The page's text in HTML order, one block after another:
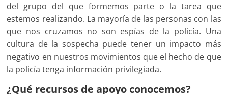
del grupo del que formemos parte o la tarea que
estemos realizando. La mayoría de las personas con las
que nos cruzamos no son espías de la policía. Una
cultura de la sospecha puede tener un impacto más
negativo en nuestros movimientos que el hecho de que
la policía tenga información privilegiada.
¿Qué recursos de apoyo conocemos?